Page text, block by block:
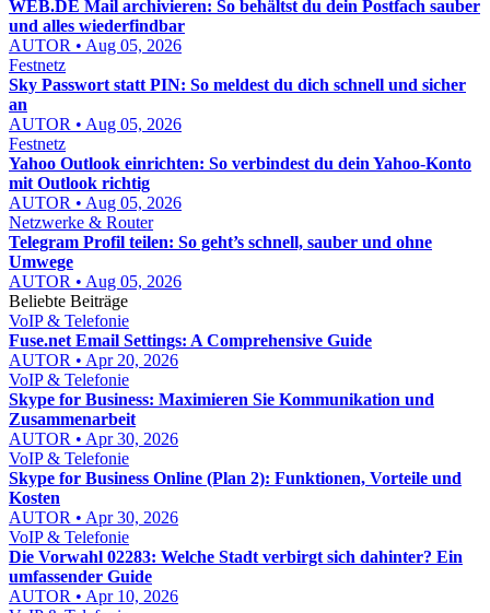
WEB.DE Mail archivieren: So behältst du dein Postfach sauber
und alles wiederfindbar
AUTOR • Aug 05, 2026
Festnetz
Sky Passwort statt PIN: So meldest du dich schnell und sicher
an
AUTOR • Aug 05, 2026
Festnetz
Yahoo Outlook einrichten: So verbindest du dein Yahoo-Konto
mit Outlook richtig
AUTOR • Aug 05, 2026
Netzwerke & Router
Telegram Profil teilen: So geht’s schnell, sauber und ohne
Umwege
AUTOR • Aug 05, 2026
Beliebte Beiträge
VoIP & Telefonie
Fuse.net Email Settings: A Comprehensive Guide
AUTOR • Apr 20, 2026
VoIP & Telefonie
Skype for Business: Maximieren Sie Kommunikation und
Zusammenarbeit
AUTOR • Apr 30, 2026
VoIP & Telefonie
Skype for Business Online (Plan 2): Funktionen, Vorteile und
Kosten
AUTOR • Apr 30, 2026
VoIP & Telefonie
Die Vorwahl 02283: Welche Stadt verbirgt sich dahinter? Ein
umfassender Guide
AUTOR • Apr 10, 2026